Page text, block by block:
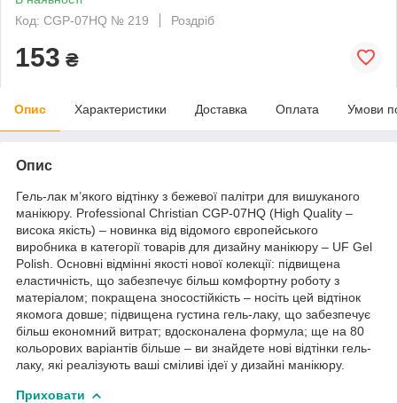
Код: CGP-07HQ № 219
Роздріб
153 ₴
Опис Характеристики Доставка Оплата Умови
Опис
Гель-лак м’якого відтінку з бежевої палітри для вишуканого
манікюру. Professional Christian CGP-07HQ (High Quality –
висока якість) – новинка від відомого європейського
виробника в категорії товарів для дизайну манікюру – UF Gel
Polish. Основні відмінні якості нової колекції: підвищена
еластичність, що забезпечує більш комфортну роботу з
матеріалом; покращена зносостійкість – носіть цей відтінок
якомога довше; підвищена густина гель-лаку, що забезпечує
більш економний витрат; вдосконалена формула; ще на 80
кольорових варіантів більше – ви знайдете нові відтінки гель-
лаку, які реалізують ваші сміливі ідеї у дизайні манікюру.
Приховати